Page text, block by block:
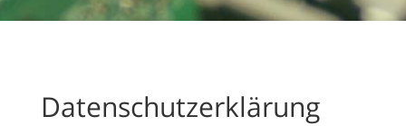
Datenschutzerklärung